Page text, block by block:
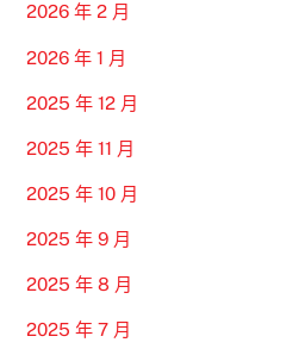
2026 年 2 月
2026 年 1 月
2025 年 12 月
2025 年 11 月
2025 年 10 月
2025 年 9 月
2025 年 8 月
2025 年 7 月